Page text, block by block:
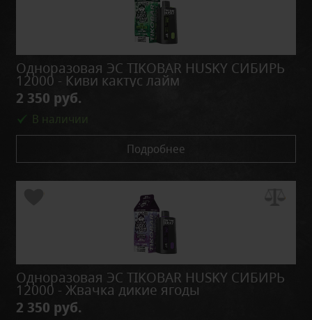
Одноразовая ЭС TIKOBAR HUSKY СИБИРЬ
12000 - Киви кактус лайм
2 350 руб.
В наличии
Подробнее
Одноразовая ЭС TIKOBAR HUSKY СИБИРЬ
12000 - Жвачка дикие ягоды
2 350 руб.